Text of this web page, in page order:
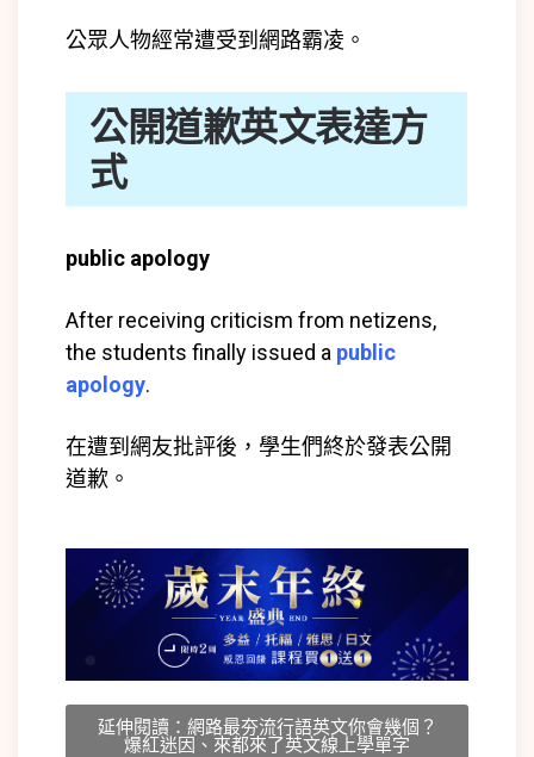
公眾人物經常遭受到網路霸凌。
公開道歉英文表達方
式
public apology
After receiving criticism from netizens,
the students finally issued a public
apology.
在遭到網友批評後，學生們終於發表公開
道歉。
延伸閱讀：網路最夯流行語英文你會幾個？
爆紅迷因、來都來了英文線上學單字